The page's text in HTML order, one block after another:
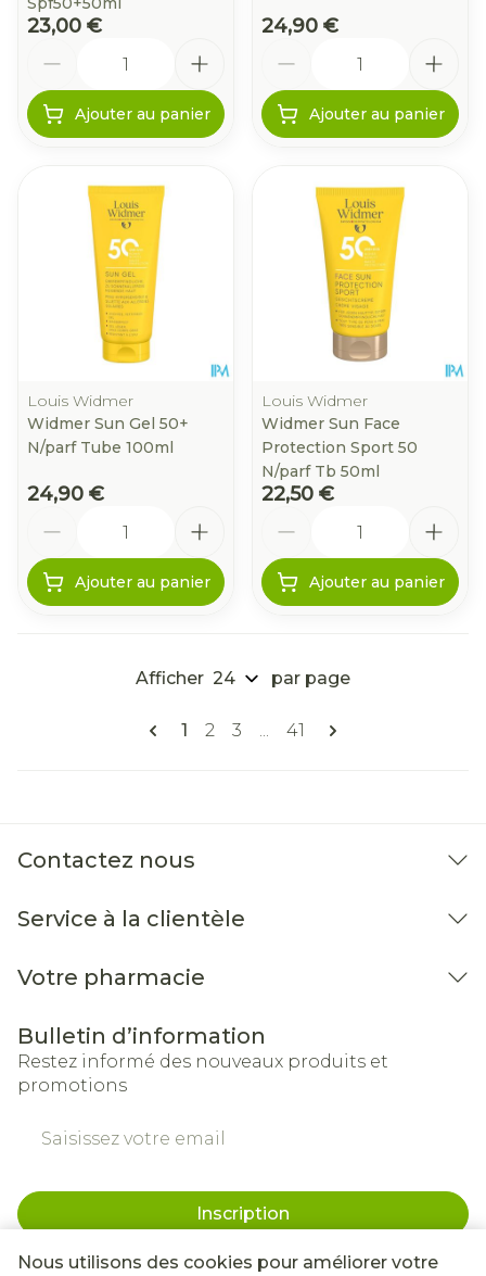
Nous utilisons des cookies pour améliorer votre
23,00 €
Ajouter au panier
24,90 €
Ajouter au panier
Louis Widmer
Widmer Sun Gel 50+
N/parf Tube 100ml
24,90 €
Ajouter au panier
Louis Widmer
Widmer Sun Face
Protection Sport 50
N/parf Tb 50ml
22,50 €
Ajouter au panier
Pages
Vous lisez actuellement la page
1 Page
2 Page
3 ... Page
41
Afficher par page
Contactez nous
Service à la clientèle
Votre pharmacie
Bulletin d’information
Restez informé des nouveaux produits et
promotions
Inscription
En cliquant sur s'abonner, vous vous abonnez à notre